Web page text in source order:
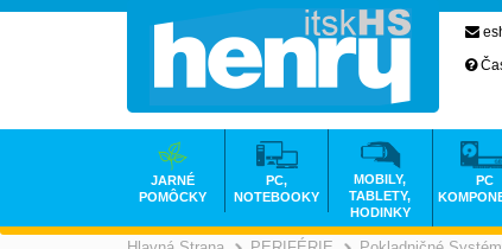
JARNÉ
POMÔCKY
PC,
NOTEBOOKY
MOBILY,
TABLETY,
HODINKY
PC